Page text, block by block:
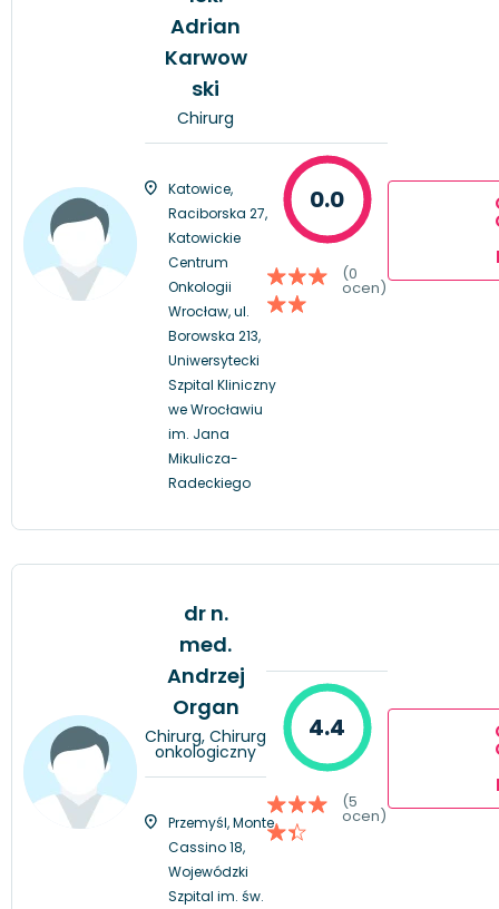
Adrian
Karwow
ski
Chirurg
Katowice,
Raciborska 27,
Katowickie
Centrum
Onkologii
Wrocław, ul.
Borowska 213,
Uniwersytecki
Szpital Kliniczny
we Wrocławiu
im. Jana
Mikulicza-
Radeckiego
0.0
(0
ocen)
dr n.
med.
Andrzej
Organ
Chirurg, Chirurg
onkologiczny
Przemyśl, Monte
Cassino 18,
Wojewódzki
Szpital im. św.
4.4
(5
ocen)